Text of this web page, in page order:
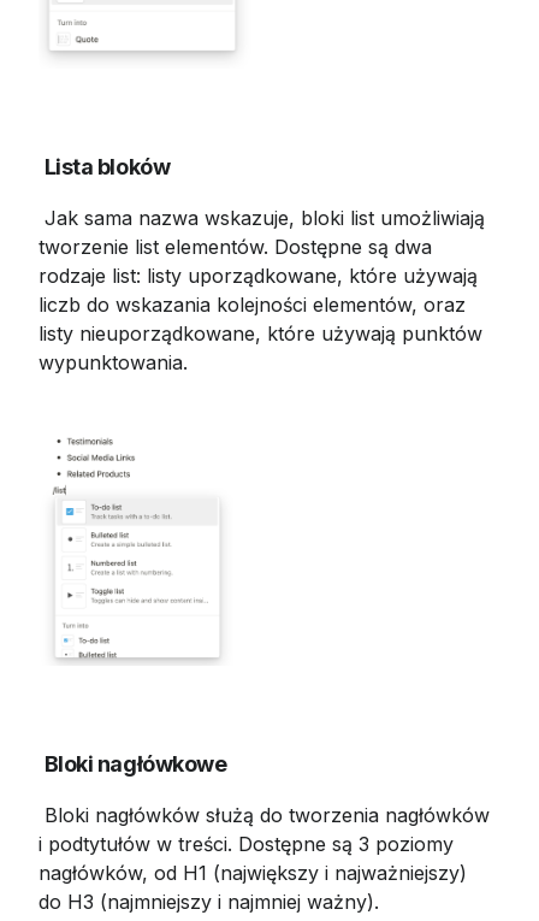
Lista bloków
tworzenie list elementów. Dostępne są dwa
rodzaje list: listy uporządkowane, które używają
liczb do wskazania kolejności elementów, oraz
listy nieuporządkowane, które używają punktów
wypunktowania.
Bloki nagłówkowe
i podtytułów w treści. Dostępne są 3 poziomy
nagłówków, od H1 (największy i najważniejszy)
do H3 (najmniejszy i najmniej ważny).